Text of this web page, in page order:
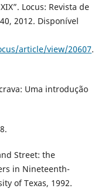
Locus: Revista de
2012. Disponível
article/view/20607.
Uma introdução
Street: the
in Nineteenth-
of Texas, 1992.